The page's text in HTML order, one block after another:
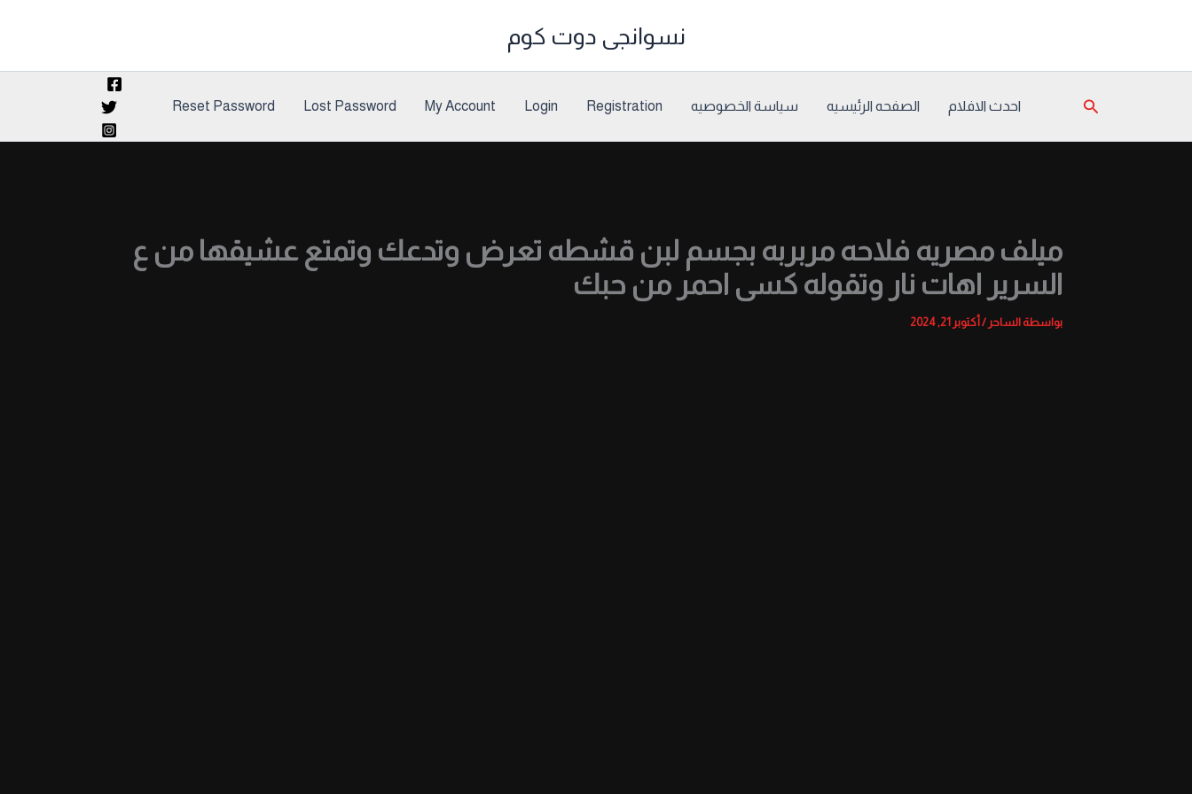
نسوانجى دوت كوم
البحث احدث الافلام الصفحه الرئيسيه سياسة الخصوصيه Registration
Login
My Account
Lost Password
Reset Password
ميلف مصريه فلاحه مربربه بجسم لبن قشطه تعرض وتدعك وتمتع عشيقها من ع
السرير اهات نار وتقوله كسى احمر من حبك
بواسطة الساحر/أكتوبر 21, 2024